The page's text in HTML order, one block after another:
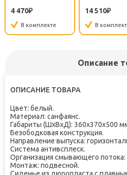
МИКРОЛИФТОМ
4 470₽
В комплекте
BB046CH-TOR
БЕЗ
14 510₽
В
Описание
ОПИСАНИЕ ТОВАРА
Цвет: белый.
Материал: санфаянс.
Габариты (ШхВхД): 360х370х500
Безободковая конструкция.
Направление выпуска:
Система антивсплеск.
Организация смывающего потока:
Монтаж: подвесной.